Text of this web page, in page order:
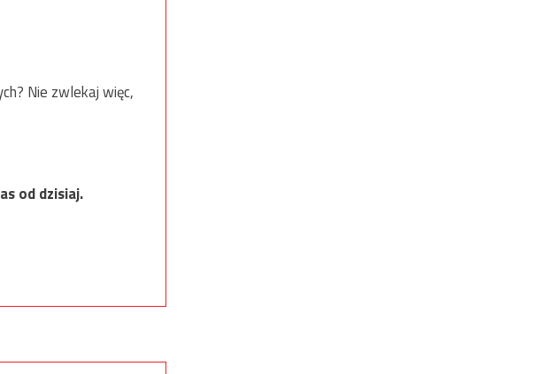
Nie zwlekaj więc,
od dzisiaj.